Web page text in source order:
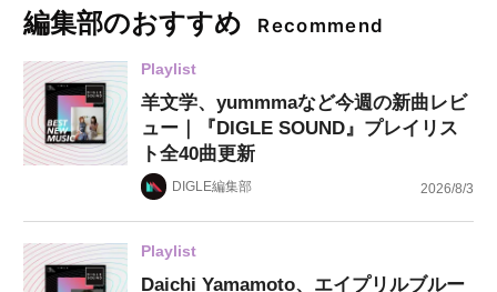
編集部のおすすめ Recommend
Playlist
羊文学、yummmaなど今週の新曲レビ
ュー｜『DIGLE SOUND』プレイリス
ト全40曲更新
DIGLE編集部 2026/8/3
Playlist
Daichi Yamamoto、エイプリルブルー